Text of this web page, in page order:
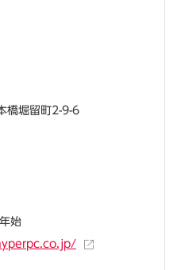
橋堀留町2-9-6
年始